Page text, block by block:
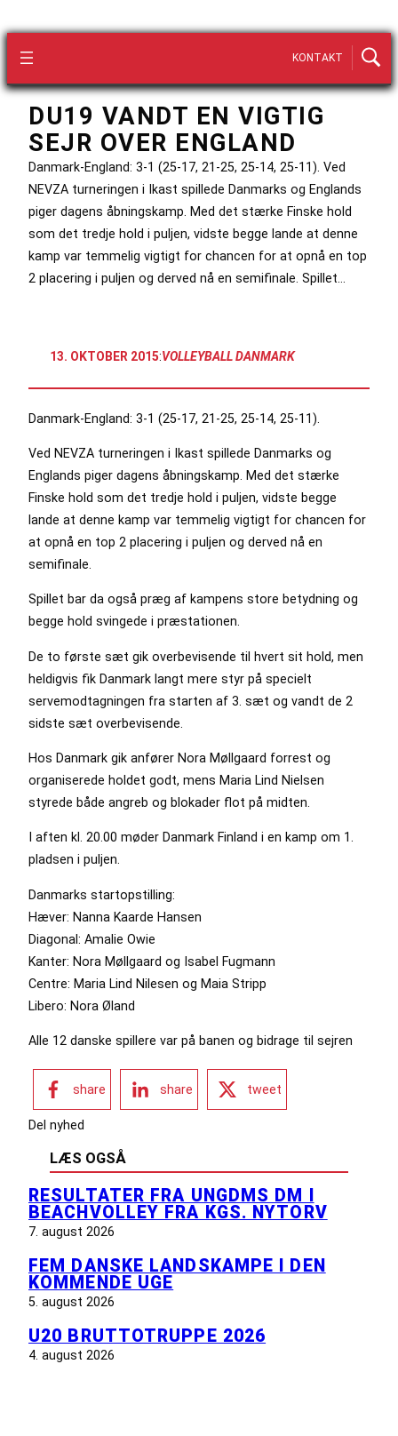
KONTAKT
DU19 VANDT EN VIGTIG
SEJR OVER ENGLAND
Danmark-England: 3-1 (25-17, 21-25, 25-14, 25-11). Ved
NEVZA turneringen i Ikast spillede Danmarks og Englands
piger dagens åbningskamp. Med det stærke Finske hold
som det tredje hold i puljen, vidste begge lande at denne
kamp var temmelig vigtigt for chancen for at opnå en top
2 placering i puljen og derved nå en semifinale. Spillet…
13. OKTOBER 2015:VOLLEYBALL DANMARK
Danmark-England: 3-1 (25-17, 21-25, 25-14, 25-11).
Ved NEVZA turneringen i Ikast spillede Danmarks og
Englands piger dagens åbningskamp. Med det stærke
Finske hold som det tredje hold i puljen, vidste begge
lande at denne kamp var temmelig vigtigt for chancen for
at opnå en top 2 placering i puljen og derved nå en
semifinale.
Spillet bar da også præg af kampens store betydning og
begge hold svingede i præstationen.
De to første sæt gik overbevisende til hvert sit hold, men
heldigvis fik Danmark langt mere styr på specielt
servemodtagningen fra starten af 3. sæt og vandt de 2
sidste sæt overbevisende.
Hos Danmark gik anfører Nora Møllgaard forrest og
organiserede holdet godt, mens Maria Lind Nielsen
styrede både angreb og blokader flot på midten.
I aften kl. 20.00 møder Danmark Finland i en kamp om 1.
pladsen i puljen.
Danmarks startopstilling:
Hæver: Nanna Kaarde Hansen
Diagonal: Amalie Owie
Kanter: Nora Møllgaard og Isabel Fugmann
Centre: Maria Lind Nilesen og Maia Stripp
Libero: Nora Øland
Alle 12 danske spillere var på banen og bidrage til sejren
share share tweet
Del nyhed
LÆS OGSÅ
RESULTATER FRA UNGDMS DM I
BEACHVOLLEY FRA KGS. NYTORV
7. august 2026
FEM DANSKE LANDSKAMPE I DEN
KOMMENDE UGE
5. august 2026
U20 BRUTTOTRUPPE 2026
4. august 2026